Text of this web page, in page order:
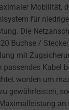
Mobilität,
für
Die
Buchse /
mit
passendes Kabel
worden um
gewährleisten,
an